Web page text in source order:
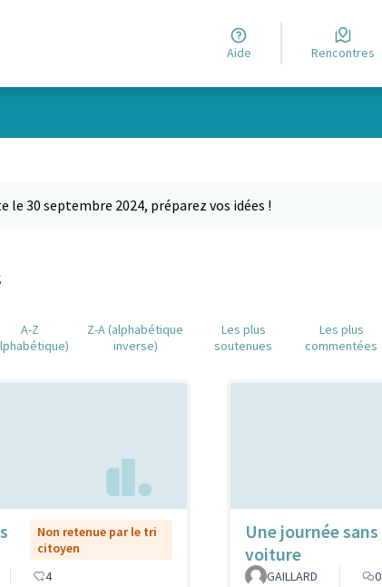
Aide Rencontres
le 30 septembre 2024, préparez vos idées !
A-Z
Z-A (alphabétique
inverse)
Les plus
soutenues
Les plus
commentées
Non retenue par le tri
citoyen
4
Une journée sans
voiture
GAILLARD
0